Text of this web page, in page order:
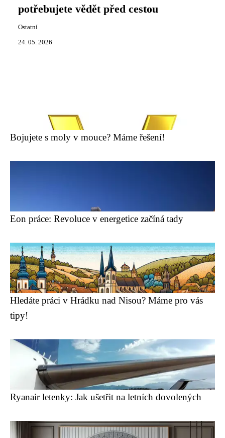
potřebujete vědět před cestou
Ostatní
24. 05. 2026
Bojujete s moly v mouce? Máme řešení!
Eon práce: Revoluce v energetice začíná tady
Hledáte práci v Hrádku nad Nisou? Máme pro vás
tipy!
Ryanair letenky: Jak ušetřit na letních dovolených